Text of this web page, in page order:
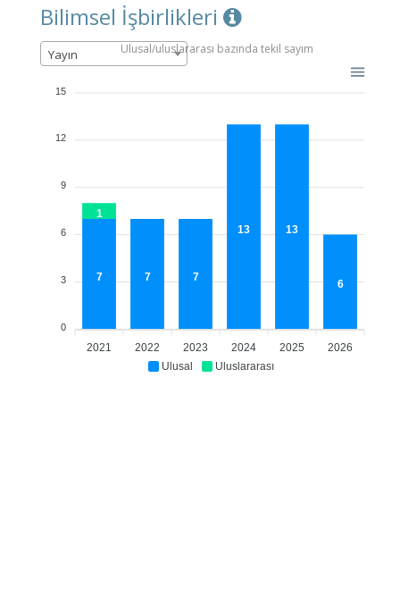
Bilimsel İşbirlikleri
Yayın Ulusal/uluslararası bazında tekil sayım
Ulusal Uluslararası
2021 2022 2023 2024 2025 2026
7 7 7
13 13
6
1
15
12
9
6
3
0